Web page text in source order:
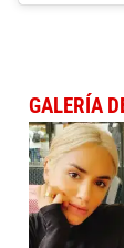
GALERÍA